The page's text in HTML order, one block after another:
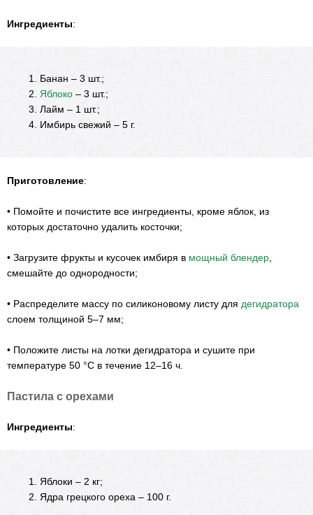
Ингредиенты:
Банан – 3 шт.;
Яблоко – 3 шт.;
Лайм – 1 шт.;
Имбирь свежий – 5 г.
Приготовление:
• Помойте и почистите все ингредиенты, кроме яблок, из
которых достаточно удалить косточки;
• Загрузите фрукты и кусочек имбиря в мощный блендер
смешайте до однородности;
• Распределите массу по силиконовому листу для дегидратора
слоем толщиной 5–7 мм;
• Положите листы на лотки дегидратора и сушите при
температуре 50 °С в течение 12–16 ч.
Пастила с орехами
Ингредиенты:
Яблоки – 2 кг;
Ядра грецкого ореха – 100 г.